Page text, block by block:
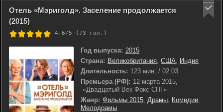
Отель «Мэриголд». Заселение продолжается
(2015)
4.6/5 (73 гол.)
Год выпуска: 2015
Страна: Великобритания, США, Индия
Длительность: 123 мин. / 02:03
Премьера (РФ): 12 марта 2015,
«Двадцатый Век Фокс СНГ»
Жанр: Фильмы 2015, Драмы, Комедии,
Мелодрамы